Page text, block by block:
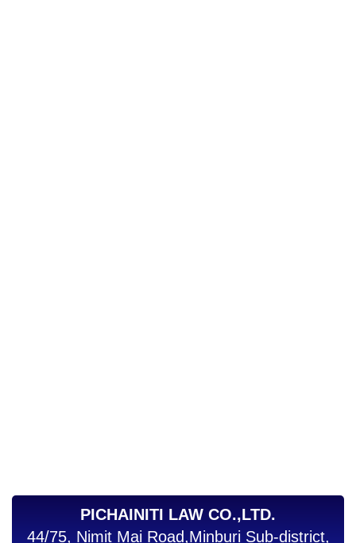
PICHAINITI LAW CO.,LTD.
44/75, Nimit Mai Road,Minburi Sub-district,